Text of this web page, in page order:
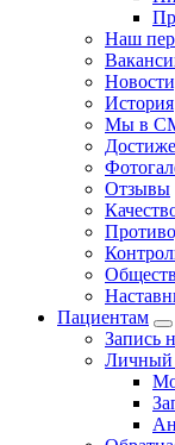
Наш
История
Мы в
Отзывы
Пациентам
Запись
Личный